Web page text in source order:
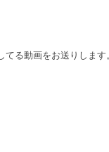
る動画をお送りします